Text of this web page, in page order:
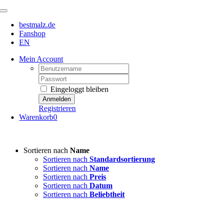
Zum
springen
Toggle
Navigationbestmalz.de
Fanshop
EN
Mein Account
Username:
Password:
Eingeloggt bleiben
Registrieren
Warenkorb0
Sortieren nach Name
Sortieren nach Standardsortierung
Sortieren nach Name
Sortieren nach Preis
Sortieren nach Datum
Sortieren nach Beliebtheit